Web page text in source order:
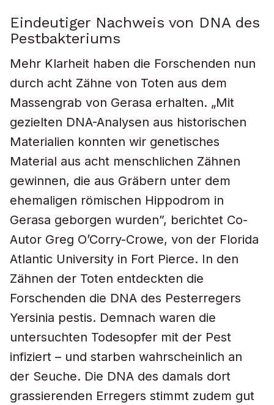
Eindeutiger Nachweis von DNA des
Pestbakteriums
Mehr Klarheit haben die Forschenden nun
durch acht Zähne von Toten aus dem
Massengrab von Gerasa erhalten. „Mit
gezielten DNA-Analysen aus historischen
Materialien konnten wir genetisches
Material aus acht menschlichen Zähnen
gewinnen, die aus Gräbern unter dem
ehemaligen römischen Hippodrom in
Gerasa geborgen wurden”, berichtet Co-
Autor Greg O’Corry-Crowe, von der Florida
Atlantic University in Fort Pierce. In den
Zähnen der Toten entdeckten die
Forschenden die DNA des Pesterregers
Yersinia pestis. Demnach waren die
untersuchten Todesopfer mit der Pest
infiziert – und starben wahrscheinlich an
der Seuche. Die DNA des damals dort
grassierenden Erregers stimmt zudem gut